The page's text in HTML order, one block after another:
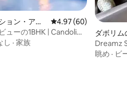
の平均評価
ョン・アパ
レビュー60件、5つ星
4.97 (60)
ューの1BHK | Candolim
し · 家族
ダボリム
ート
Dreamz
ート
眺め · ビ